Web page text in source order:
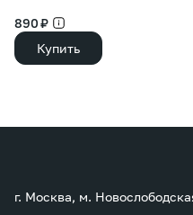
890 ₽
Купить
г. Москва, м.